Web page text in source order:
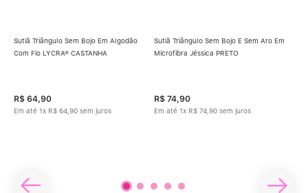
Sutiã Triângulo Sem Bojo Em Algodão
Com Fio LYCRA® CASTANHA
R$ 64,90
Em até 1x R$ 64 90 sem juros
Sutiã Triângulo Sem Bojo E Sem Aro Em
Microfibra Jéssica PRETO
R$ 74,90
Em até 1x R$ 74 90 sem juros